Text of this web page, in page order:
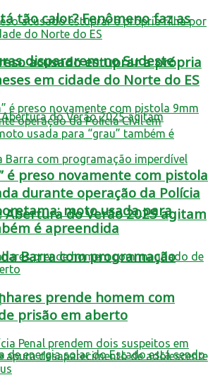
tão calor? Fenômeno faz as
dispararem no Sudeste
Abertura do Verão 2025 agitam
Barra com programação
acusado estuprar a própria
em cidade do Norte do ES
é preso novamente com pistola
durante operação da Polícia
moto usada para
é apreendida
prende homem com
prisão em aberto